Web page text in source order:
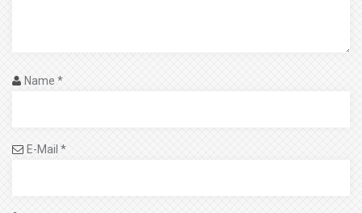
Name *
E-Mail *